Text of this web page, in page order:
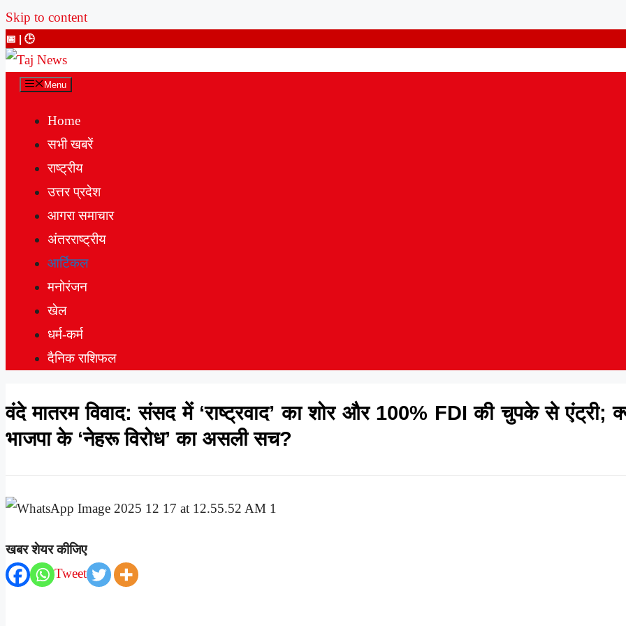
Skip to content
📅 | 🕒
Menu
Home
सभी खबरें
राष्ट्रीय
उत्तर प्रदेश
आगरा समाचार
अंतरराष्ट्रीय
आर्टिकल
मनोरंजन
खेल
धर्म-कर्म
दैनिक राशिफल
वंदे मातरम विवाद: संसद में ‘राष्ट्रवाद’ का शोर और 100% FDI की चुपके से एंट्री;
भाजपा के ‘नेहरू विरोध’ का असली सच?
खबर शेयर कीजिए
Tweet